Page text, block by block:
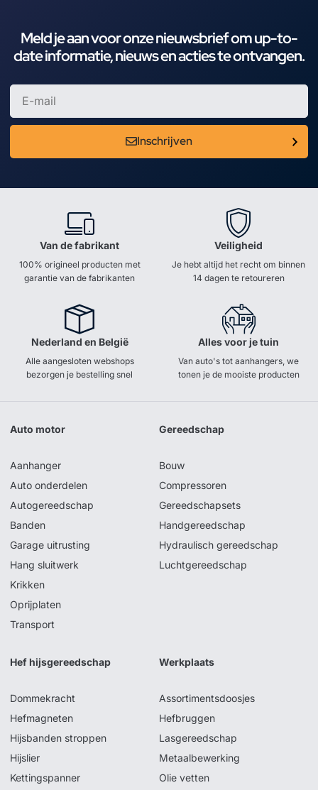
Meld je aan voor onze nieuwsbrief om up-to-
date informatie, nieuws en acties te ontvangen.
Inschrijven
Van de fabrikant
100% origineel producten met
garantie van de fabrikanten
Veiligheid
Je hebt altijd het recht om binnen
14 dagen te retoureren
Nederland en België
Alle aangesloten webshops
bezorgen je bestelling snel
Alles voor je tuin
Van auto's tot aanhangers, we
tonen je de mooiste producten
Auto motor
Aanhanger
Auto onderdelen
Autogereedschap
Banden
Garage uitrusting
Hang sluitwerk
Krikken
Oprijplaten
Transport
Gereedschap
Bouw
Compressoren
Gereedschapsets
Handgereedschap
Hydraulisch gereedschap
Luchtgereedschap
Hef hijsgereedschap
Dommekracht
Hefmagneten
Hijsbanden stroppen
Hijslier
Kettingspanner
Werkplaats
Assortimentsdoosjes
Hefbruggen
Lasgereedschap
Metaalbewerking
Olie vetten